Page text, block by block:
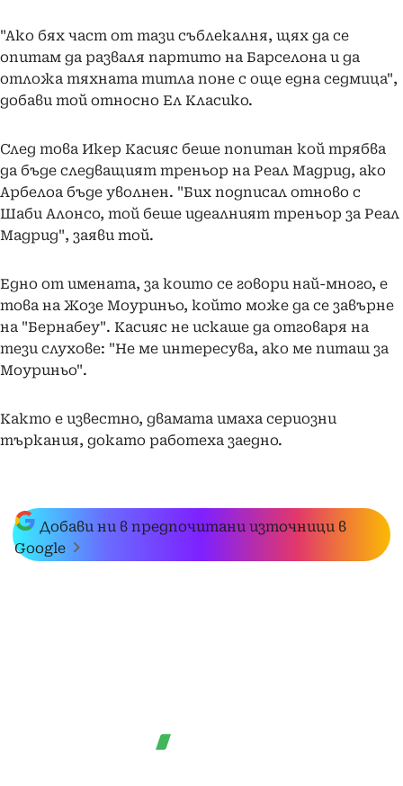
"Ако бях част от тази съблекалня, щях да се
опитам да разваля партито на Барселона и да
отложа тяхната титла поне с още една седмица",
добави той относно Ел Класико.
След това Икер Касияс беше попитан кой трябва
да бъде следващият треньор на Реал Мадрид, ако
Арбелоа бъде уволнен. "Бих подписал отново с
Шаби Алонсо, той беше идеалният треньор за Реал
Мадрид", заяви той.
Едно от имената, за които се говори най-много, е
това на Жозе Моуриньо, който може да се завърне
на "Бернабеу". Касияс не искаше да отговаря на
тези слухове: "Не ме интересува, ако ме питаш за
Моуриньо".
Както е известно, двамата имаха сериозни
търкания, докато работеха заедно.
Добави ни в предпочитани източници в
Google